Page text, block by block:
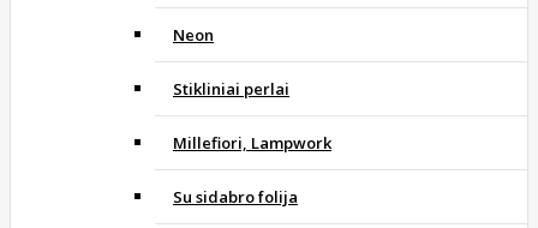
Neon
Stikliniai perlai
Millefiori, Lampwork
Su sidabro folija